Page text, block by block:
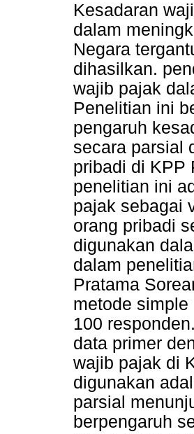
Kesadaran
dalam
Negara
dihasilkan.
wajib pajak
Penelitian ini
pengaruh
secara parsial
pribadi di KPP
penelitian ini
pajak sebagai
orang pribadi
digunakan
dalam
Pratama
metode
100
data primer
wajib pajak di
digunakan
parsial
berpengaruh